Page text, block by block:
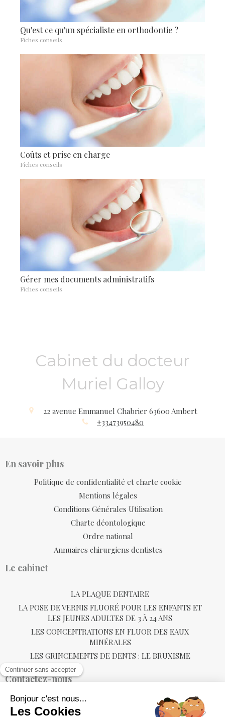
Qu'est ce qu'un spécialiste en orthodontie ?
Fiches conseils
Coûts et prise en charge
Fiches conseils
Gérer mes documents administratifs
Fiches conseils
Cabinet du docteur
Muriel Galloy
22 avenue Emmanuel Chabrier 63600 Ambert
+33473950480
En savoir plus
Politique de confidentialité et charte cookie
Mentions légales
Conditions Générales Utilisation
Charte déontologique
Ordre national
Annuaires chirurgiens dentistes
Le cabinet
LA PLAQUE DENTAIRE
LA POSE DE VERNIS FLUORÉ POUR LES ENFANTS ET
LES JEUNES ADULTES DE 3 À 24 ANS
LES CONCENTRATIONS EN FLUOR DES EAUX
MINÉRALES
LES GRINCEMENTS DE DENTS : LE BRUXISME
Contactez-nous
22 avenue Emmanuel Chabrier